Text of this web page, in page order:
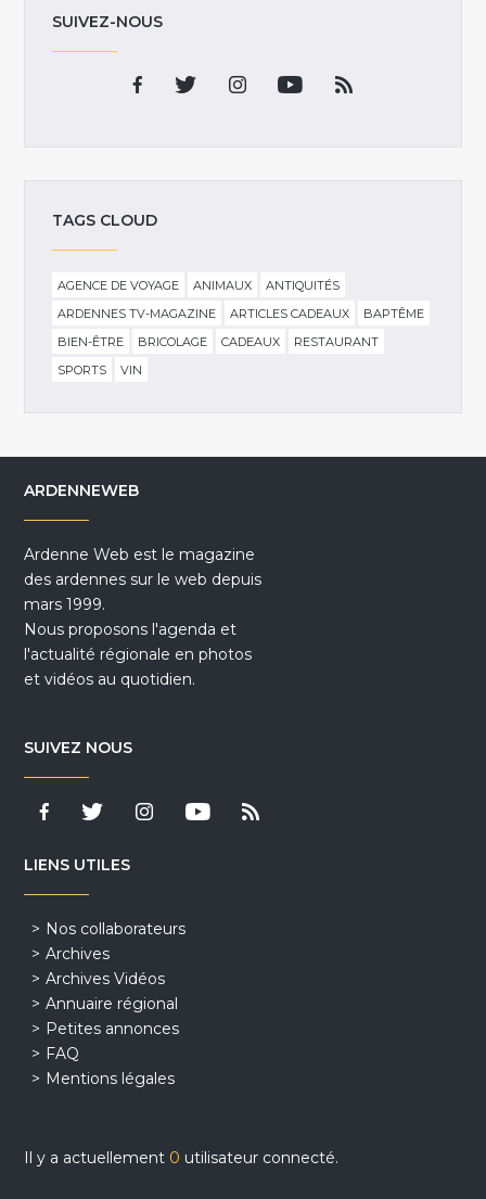
SUIVEZ-NOUS
TAGS CLOUD
AGENCE DE VOYAGE ANIMAUX
ANTIQUITÉS
ARDENNES TV-MAGAZINE
ARTICLES CADEAUX
BAPTÊME
BIEN-ÊTRE
BRICOLAGE CADEAUX
RESTAURANT
SPORTS
VIN
ARDENNEWEB
Ardenne Web est le magazine
des ardennes sur le web depuis
mars 1999.
Nous proposons l'agenda et
l'actualité régionale en photos
et vidéos au quotidien.
SUIVEZ NOUS
LIENS UTILES
Nos collaborateurs
Archives
Archives Vidéos
Annuaire régional
Petites annonces
FAQ
Mentions légales
Il y a actuellement 0 utilisateur connecté.